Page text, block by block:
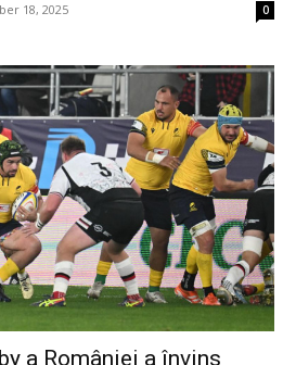
18, 2025 0
a României a învins